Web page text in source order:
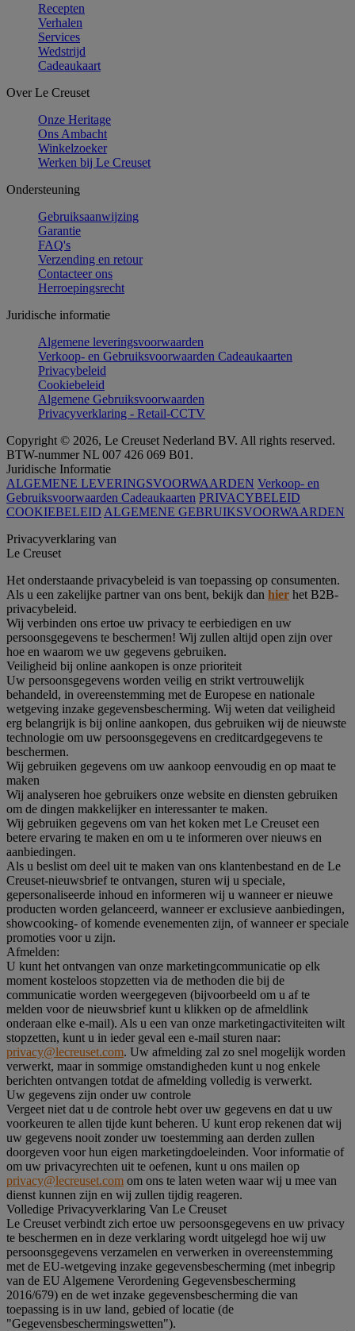
Recepten
Verhalen
Services
Wedstrijd
Cadeaukaart
Over Le Creuset
Onze Heritage
Ons Ambacht
Winkelzoeker
Werken bij Le Creuset
Ondersteuning
Gebruiksaanwijzing
Garantie
FAQ's
Verzending en retour
Contacteer ons
Herroepingsrecht
Juridische informatie
Algemene leveringsvoorwaarden
Verkoop- en Gebruiksvoorwaarden Cadeaukaarten
Privacybeleid
Cookiebeleid
Algemene Gebruiksvoorwaarden
Privacyverklaring - Retail-CCTV
Copyright © 2026, Le Creuset Nederland BV. All rights reserved.
BTW-nummer NL 007 426 069 B01.
Juridische Informatie
ALGEMENE LEVERINGSVOORWAARDEN Verkoop- en
Gebruiksvoorwaarden Cadeaukaarten PRIVACYBELEID
COOKIEBELEID ALGEMENE GEBRUIKSVOORWAARDEN
Privacyverklaring van
Le Creuset
Het onderstaande privacybeleid is van toepassing op consumenten.
Als u een zakelijke partner van ons bent, bekijk dan hier het B2B-
privacybeleid.
Wij verbinden ons ertoe uw privacy te eerbiedigen en uw
persoonsgegevens te beschermen! Wij zullen altijd open zijn over
hoe en waarom we uw gegevens gebruiken.
Veiligheid bij online aankopen is onze prioriteit
Uw persoonsgegevens worden veilig en strikt vertrouwelijk
behandeld, in overeenstemming met de Europese en nationale
wetgeving inzake gegevensbescherming. Wij weten dat veiligheid
erg belangrijk is bij online aankopen, dus gebruiken wij de nieuwste
technologie om uw persoonsgegevens en creditcardgegevens te
beschermen.
Wij gebruiken gegevens om uw aankoop eenvoudig en op maat te
maken
Wij analyseren hoe gebruikers onze website en diensten gebruiken
om de dingen makkelijker en interessanter te maken.
Wij gebruiken gegevens om van het koken met Le Creuset een
betere ervaring te maken en om u te informeren over nieuws en
aanbiedingen.
Als u beslist om deel uit te maken van ons klantenbestand en de Le
Creuset-nieuwsbrief te ontvangen, sturen wij u speciale,
gepersonaliseerde inhoud en informeren wij u wanneer er nieuwe
producten worden gelanceerd, wanneer er exclusieve aanbiedingen,
showcooking- of komende evenementen zijn, of wanneer er speciale
promoties voor u zijn.
Afmelden:
U kunt het ontvangen van onze marketingcommunicatie op elk
moment kosteloos stopzetten via de methoden die bij de
communicatie worden weergegeven (bijvoorbeeld om u af te
melden voor de nieuwsbrief kunt u klikken op de afmeldlink
onderaan elke e-mail). Als u een van onze marketingactiviteiten wilt
stopzetten, kunt u in ieder geval een e-mail sturen naar:
privacy@lecreuset.com. Uw afmelding zal zo snel mogelijk worden
verwerkt, maar in sommige omstandigheden kunt u nog enkele
berichten ontvangen totdat de afmelding volledig is verwerkt.
Uw gegevens zijn onder uw controle
Vergeet niet dat u de controle hebt over uw gegevens en dat u uw
voorkeuren te allen tijde kunt beheren. U kunt erop rekenen dat wij
uw gegevens nooit zonder uw toestemming aan derden zullen
doorgeven voor hun eigen marketingdoeleinden. Voor informatie of
om uw privacyrechten uit te oefenen, kunt u ons mailen op
privacy@lecreuset.com om ons te laten weten waar wij u mee van
dienst kunnen zijn en wij zullen tijdig reageren.
Volledige Privacyverklaring Van Le Creuset
Le Creuset verbindt zich ertoe uw persoonsgegevens en uw privacy
te beschermen en in deze verklaring wordt uitgelegd hoe wij uw
persoonsgegevens verzamelen en verwerken in overeenstemming
met de EU-wetgeving inzake gegevensbescherming (met inbegrip
van de EU Algemene Verordening Gegevensbescherming
2016/679) en de wet inzake gegevensbescherming die van
toepassing is in uw land, gebied of locatie (de
"Gegevensbeschermingswetten").